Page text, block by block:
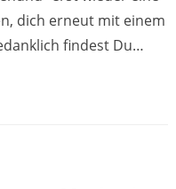
dich erneut mit einem
findest Du…